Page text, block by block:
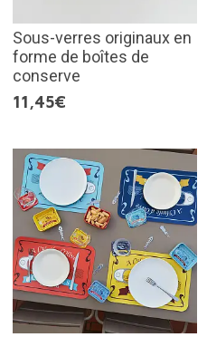
Sous-verres originaux en
forme de boîtes de
conserve
11,45€